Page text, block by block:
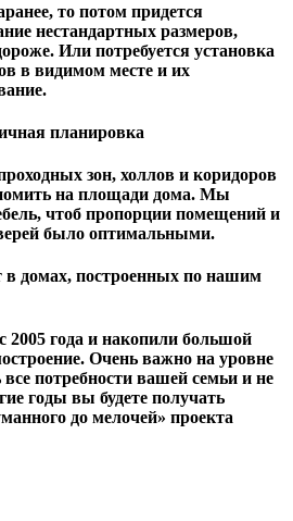
то потом придется
нестандартных размеров,
Или потребуется установка
в видимом месте и их
планировка
зон, холлов и коридоров
на площади дома. Мы
чтоб пропорции помещений и
было оптимальными.
в домах, построенных по нашим
года и накопили большой
Очень важно на уровне
потребности вашей семьи и не
годы вы будете получать
до мелочей» проекта